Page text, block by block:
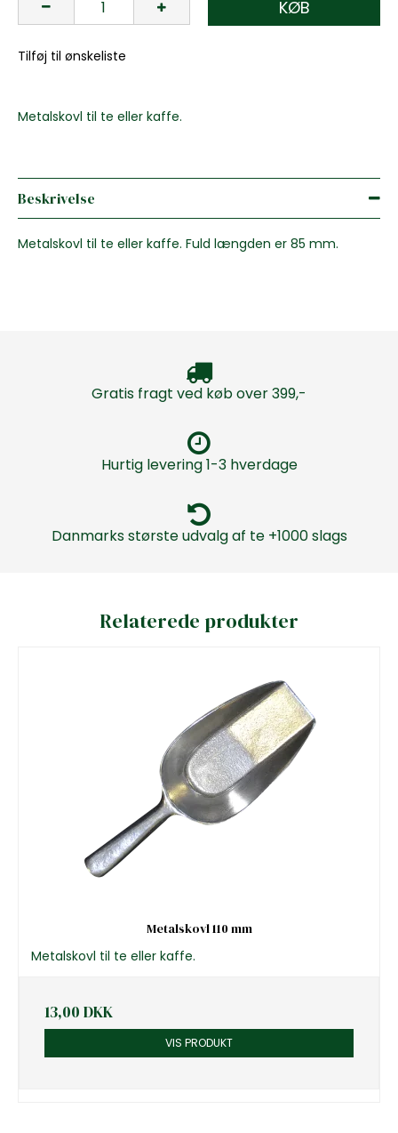
KØB
Tilføj til ønskeliste
Metalskovl til te eller kaffe.
Beskrivelse
Metalskovl til te eller kaffe. Fuld længden er 85 mm.
Gratis fragt ved køb over 399,-
Hurtig levering 1-3 hverdage
Danmarks største udvalg af te +1000 slags
Relaterede produkter
Metalskovl 110 mm
Metalskovl til te eller kaffe.
13,00 DKK
VIS PRODUKT